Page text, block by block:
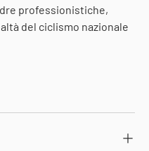
professionistiche,
del ciclismo nazionale